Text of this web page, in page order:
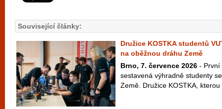
Související články:
Družice KOSTKA studentů
na oběžnou dráhu Země
Brno, 7. července 2026 - První
sestavená výhradně studenty
Země. Družice KOSTKA,